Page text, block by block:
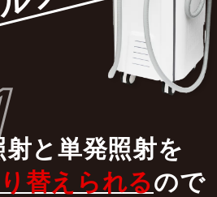
射と 単発照射を
替えられるので